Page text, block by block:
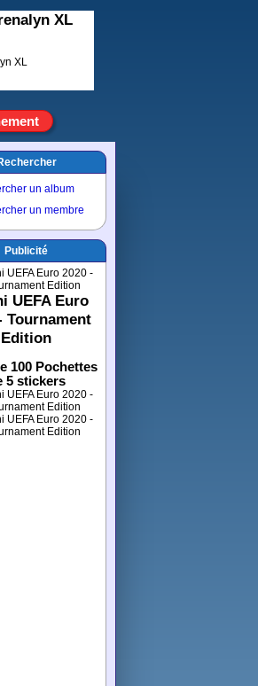
un album
un membre
Publicité
UEFA Euro
Tournament
Edition
100 Pochettes
5 stickers
XL